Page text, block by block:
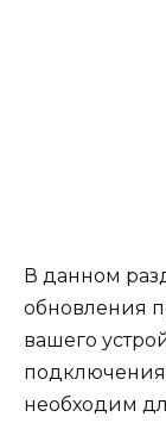
В данном
обновления
вашего
подключения
необходим